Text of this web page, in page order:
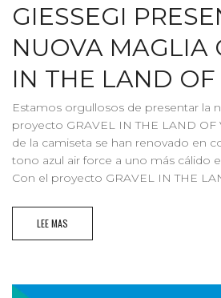
GIESSEGI
NUOVA MAGLIA
IN THE LAND OF
Estamos orgullosos de presentar la
proyecto GRAVEL IN THE LAND OF
de la camiseta se han renovado en
tono azul air force a uno más cálido
Con el proyecto GRAVEL IN THE
LEE MAS